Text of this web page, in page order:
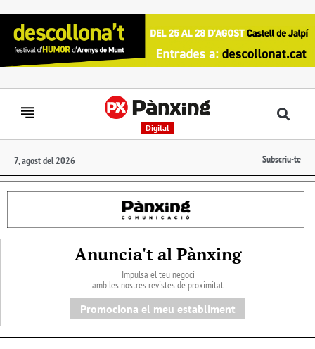
Digital
7, agost del 2026 Subscriu-te
Anuncia't al Pànxing
Impulsa el teu negoci
amb les nostres revistes de proximitat
Promociona el meu establiment